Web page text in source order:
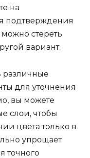
на
подтверждения
стереть
вариант.
различные
для уточнения
вы можете
слои, чтобы
цвета только в
упрощает
точного